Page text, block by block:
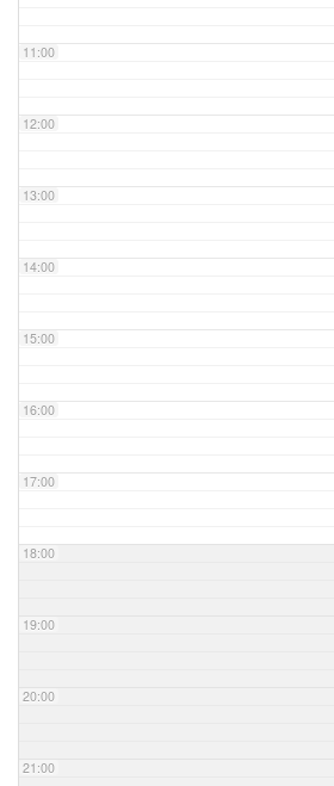
11:00
12:00
13:00
14:00
15:00
16:00
17:00
18:00
19:00
20:00
21:00